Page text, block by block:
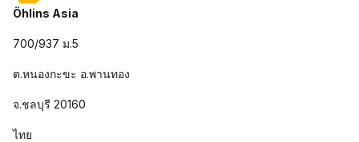
Öhlins Asia
700/937 ม.5
ต.หนองกะขะ อ.พานทอง
จ.ชลบุรี 20160
ไทย